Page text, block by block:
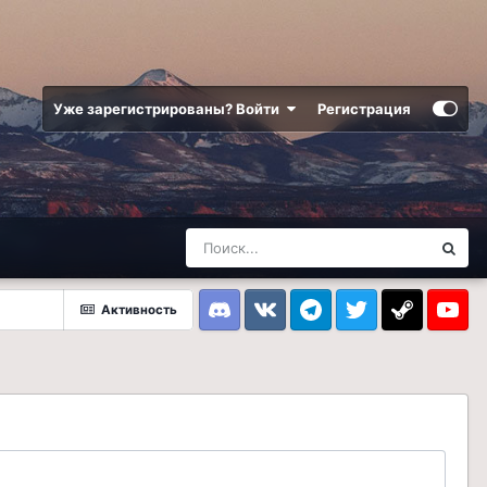
Уже зарегистрированы? Войти Регистрация
Активность
DiscordVK TelegramTwitter Steam